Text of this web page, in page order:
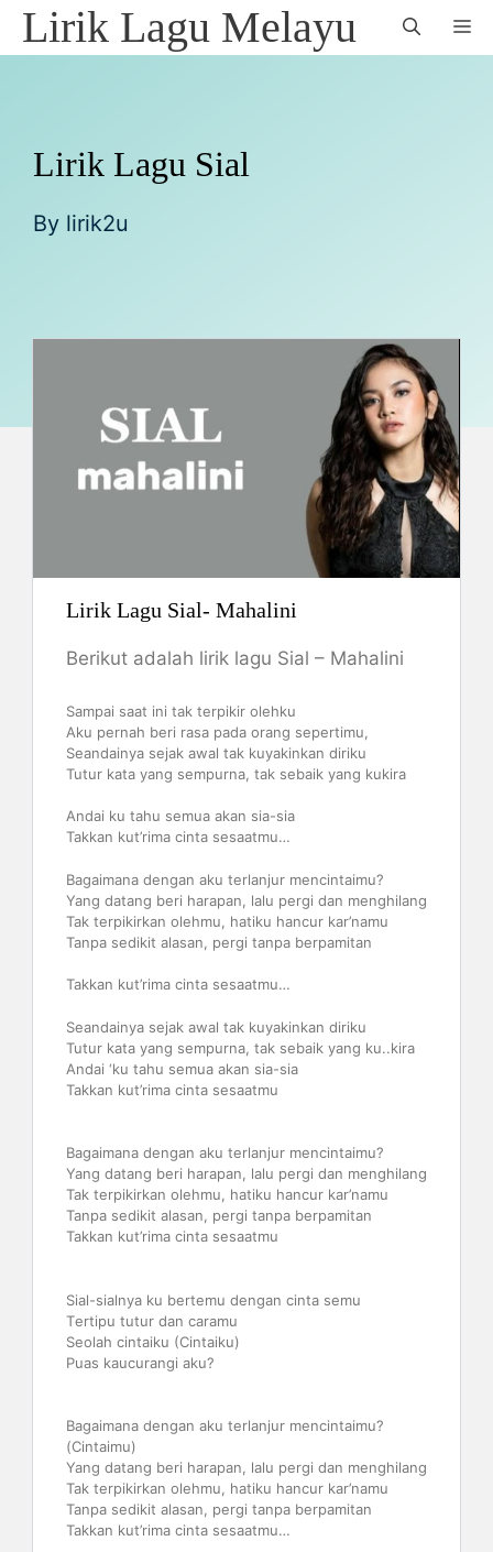
SkipLirik Lagu Melayu
Lirik Lagu Sial
By lirik2u
Lirik Lagu Sial- Mahalini
Berikut adalah lirik lagu Sial – Mahalini
Sampai saat ini tak terpikir olehku
Aku pernah beri rasa pada orang sepertimu,
Seandainya sejak awal tak kuyakinkan diriku
Tutur kata yang sempurna, tak sebaik yang kukira
Andai ku tahu semua akan sia-sia
Takkan kut’rima cinta sesaatmu…
Bagaimana dengan aku terlanjur mencintaimu?
Yang datang beri harapan, lalu pergi dan menghilang
Tak terpikirkan olehmu, hatiku hancur kar’namu
Tanpa sedikit alasan, pergi tanpa berpamitan
Takkan kut’rima cinta sesaatmu…
Seandainya sejak awal tak kuyakinkan diriku
Tutur kata yang sempurna, tak sebaik yang ku..kira
Andai ‘ku tahu semua akan sia-sia
Takkan kut’rima cinta sesaatmu
Bagaimana dengan aku terlanjur mencintaimu?
Yang datang beri harapan, lalu pergi dan menghilang
Tak terpikirkan olehmu, hatiku hancur kar’namu
Tanpa sedikit alasan, pergi tanpa berpamitan
Takkan kut’rima cinta sesaatmu
Sial-sialnya ku bеrtemu dengan cinta semu
Tеrtipu tutur dan caramu
Seolah cintaiku (Cintaiku)
Puas kaucurangi aku?
Bagaimana dengan aku terlanjur mencintaimu?
(Cintaimu)
Yang datang beri harapan, lalu pergi dan menghilang
Tak terpikirkan olehmu, hatiku hancur kar’namu
Tanpa sedikit alasan, pergi tanpa berpamitan
Takkan kut’rima cinta sesaatmu…